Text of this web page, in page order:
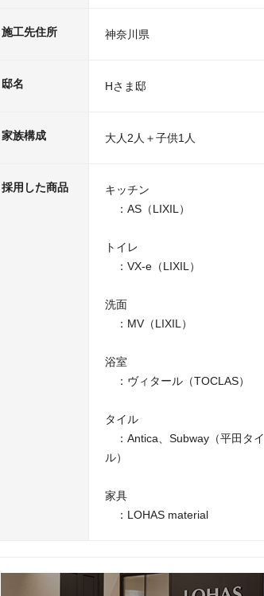
施工先住所 神奈川県
邸名 Hさま邸
家族構成 大人2人＋子供1人
採用した商品
キッチン
：AS（LIXIL）
トイレ
：VX-e（LIXIL）
洗面
：MV（LIXIL）
浴室
：ヴィタール（TOCLAS）
タイル
：Antica、Subway（平田タイ
ル）
家具
：LOHAS material